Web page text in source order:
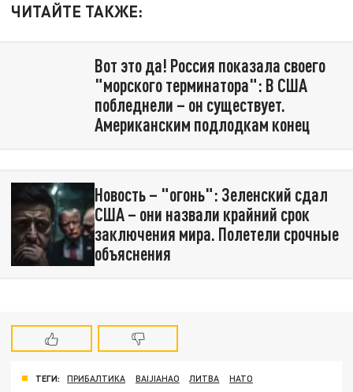
ЧИТАЙТЕ ТАКЖЕ:
Вот это да! Россия показала своего
"морского терминатора": В США
побледнели – он существует.
Американским подлодкам конец
Новость – "огонь": Зеленский сдал
США – они назвали крайний срок
заключения мира. Полетели срочные
объяснения
ТЕГИ: ПРИБАЛТИКА BAIJIAHAO ЛИТВА НАТО